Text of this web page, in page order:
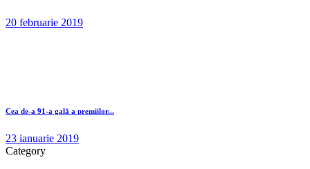
20 februarie 2019
Cea de-a 91-a gală a premiilor...
23 ianuarie 2019
Category